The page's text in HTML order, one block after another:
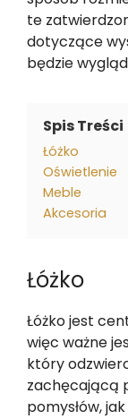
te
dotyczące
będzie
Spis Treści
Łóżko
Oświetlenie
Meble
Akcesoria
Łóżko
Łóżko jest
więc ważne
który
zachęcającą
pomysłów,